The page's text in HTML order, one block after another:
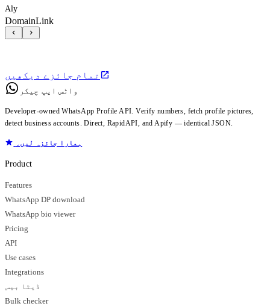
Aly
DomainLink
تمام جائزے دیکھیں
واٹس ایپ چیکر
Developer-owned WhatsApp Profile API. Verify numbers, fetch profile pictures,
detect business accounts. Direct, RapidAPI, and Apify — identical JSON.
ہمارا جائزہ لیں۔
Product
Features
WhatsApp DP download
WhatsApp bio viewer
Pricing
API
Use cases
Integrations
ڈیٹا بیس
Bulk checker